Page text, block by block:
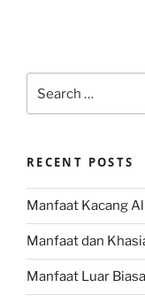
for:
RECENT POSTS
Manfaat Kacang
Manfaat dan
Manfaat Luar